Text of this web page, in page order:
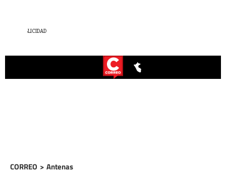
CORREO > Antenas